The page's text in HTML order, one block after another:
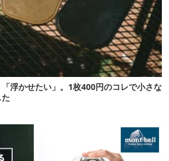
「浮かせたい」。1枚400円のコレで小さな